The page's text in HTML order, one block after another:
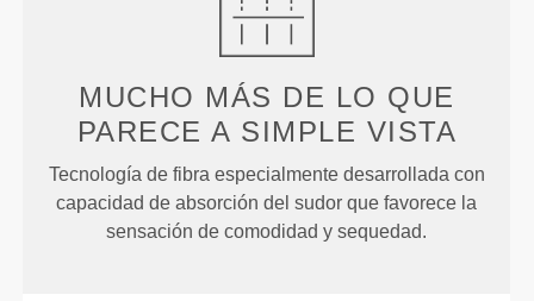
MUCHO MÁS DE LO QUE
PARECEA SIMPLE VISTA
Tecnología de fibra especialmente desarrollada con
capacidad de absorción del sudor que favorece la
sensación de comodidad y sequedad.